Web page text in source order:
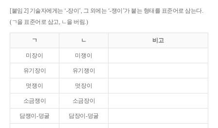
[붙임 2] 기술자에게는 ‘-장이’, 그 외에는 ‘-쟁이’가 붙는 형태를 표준어로 삼는다.
(ㄱ을 표준어로 삼고, ㄴ을 버림.)
ㄱ ㄴ 비고
미장이 미쟁이
유기장이 유기쟁이
멋쟁이 멋장이
소금쟁이 소금장이
담쟁이-덩굴 담장이-덩굴